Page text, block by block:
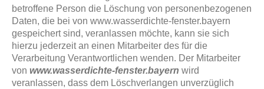
betroffene Person die Löschung von personenbezogenen
Daten, die bei von www.wasserdichte-fenster.bayern
gespeichert sind, veranlassen möchte, kann sie sich
hierzu jederzeit an einen Mitarbeiter des für die
Verarbeitung Verantwortlichen wenden. Der Mitarbeiter
von www.wasserdichte-fenster.bayern wird
veranlassen, dass dem Löschverlangen unverzüglich